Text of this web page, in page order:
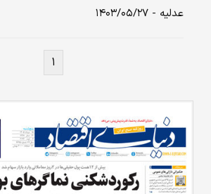
عدلیه - ۱۴۰۳/۰۵/۲۷
۱